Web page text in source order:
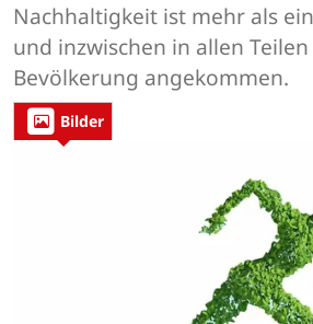
Nachhaltigkeit ist mehr als
und inzwischen in allen
Bevölkerung angekommen.
Bilder